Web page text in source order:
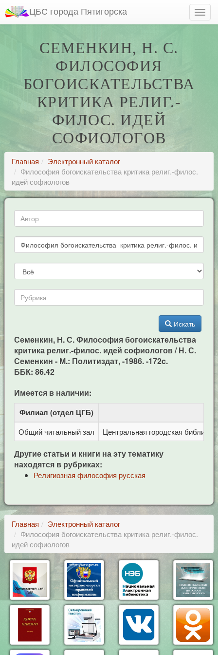
ЦБС города Пятигорска
СЕМЕНКИН, Н. С.
ФИЛОСОФИЯ
БОГОИСКАТЕЛЬСТВА
КРИТИКА РЕЛИГ.-
ФИЛОС. ИДЕЙ
СОФИОЛОГОВ
Главная
Электронный каталог
Философия богоискательства критика религ.-филос.
идей софиологов
Искать
Семенкин, Н. С. Философия богоискательства
критика религ.-филос. идей софиологов / Н. С.
Семенкин - М.: Политиздат, -1986. -172c.
ББК: 86.42
Имеется в наличии:
Филиал (отдел ЦГБ)
Общий читальный зал Центральная городская
Другие статьи и книги на эту тематику
находятся в рубриках:
Религиозная философия русская
Главная
Электронный каталог
Философия богоискательства критика религ.-филос.
идей софиологов